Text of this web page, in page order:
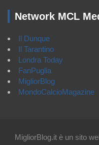
Network MCL
Il Dunque
Il Tarantino
Londra Today
FanPuglia
MigliorBlog
MondoCalcioMagazine
MigliorBlog.it è un sito